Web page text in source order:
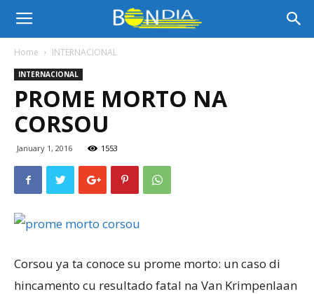
Bon
Dia
Home INTERNACIONAL
INTERNACIONAL
PROME MORTO NA
CORSOU
January 1, 2016 1553
Corsou ya ta conoce su prome morto: un caso di
hincamento cu resultado fatal na Van Krimpenlaan